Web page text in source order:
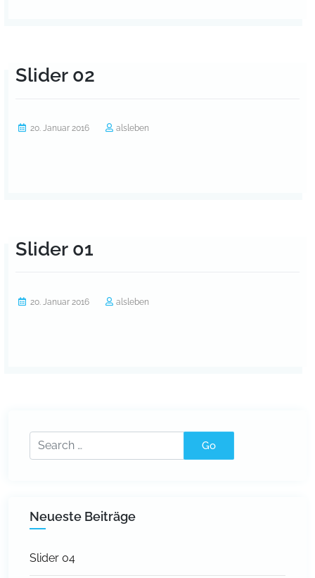
Slider 02
20. Januar 2016 alsleben
Slider 01
20. Januar 2016 alsleben
Neueste Beiträge
Slider 04